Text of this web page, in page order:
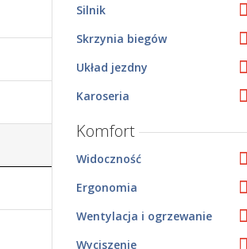
Silnik
Skrzynia biegów
Układ jezdny
Karoseria
Komfort
Widoczność
Ergonomia
Wentylacja i ogrzewanie
Wyciszenie